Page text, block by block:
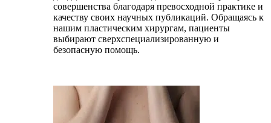
совершенства благодаря превосходной практике и
качеству своих научных публикаций. Обращаясь к
нашим пластическим хирургам, пациенты
выбирают сверхспециализированную и
безопасную помощь.